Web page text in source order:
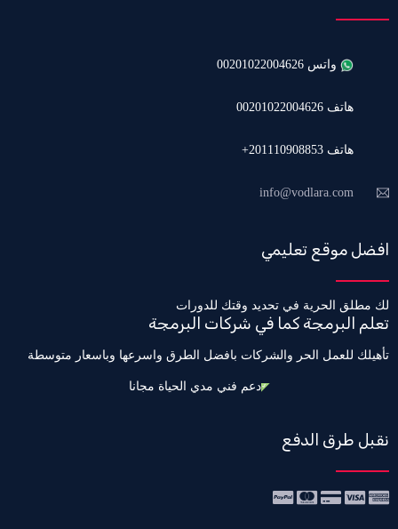
واتس 00201022004626
هاتف 00201022004626
هاتف 201110908853+
info@vodlara.com
افضل موقع تعليمي
لك مطلق الحرية في تحديد وقتك للدورات
تعلم البرمجة كما في شركات البرمجة
تأهيلك للعمل الحر والشركات بافضل الطرق واسرعها وباسعار متوسطة
دعم فني مدي الحياة مجانا
نقبل طرق الدفع